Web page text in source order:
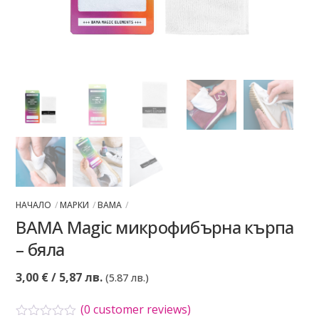
НАЧАЛО МАРКИ BAMA
BAMA Magic микрофибърна кърпа
– бяла
3,00 €/ 5,87 лв.(5.87 лв.)
(0 customer reviews)